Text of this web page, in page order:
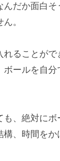
だか面白
。
ることが
ールを自
、絶対にボ
、時間を